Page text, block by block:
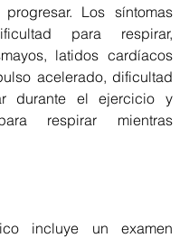
Los síntomas
para respirar,
latidos cardíacos
acelerado, dificultad
durante el ejercicio y
respirar mientras
incluye un examen